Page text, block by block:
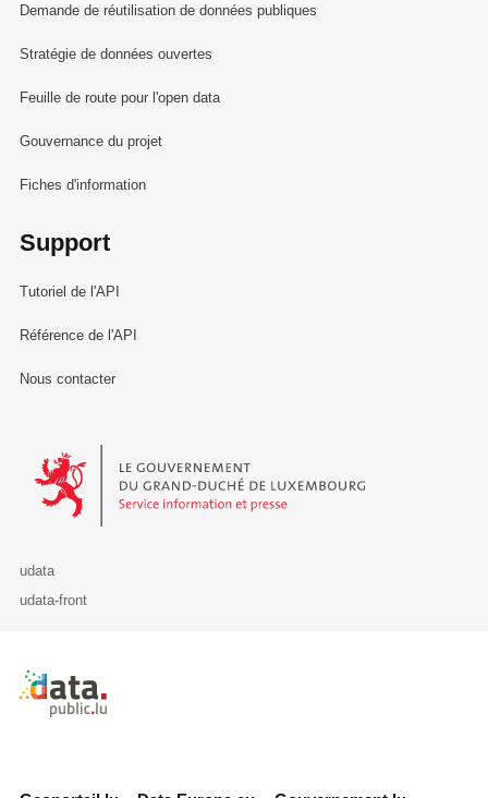
Demande de réutilisation de données publiques
Stratégie de données ouvertes
Feuille de route pour l'open data
Gouvernance du projet
Fiches d'information
Support
Tutoriel de l'API
Référence de l'API
Nous contacter
Le Gouvernement du Grand-Duché de Luxembourg - Service
udata
udata-front
Retour à l'accueil de data.public.lu